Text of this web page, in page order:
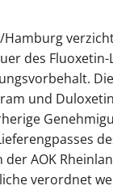
Hamburg
des
und
der AOK
verordnet